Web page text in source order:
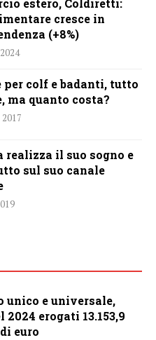
estero, Coldiretti:
cresce in
(+8%)
per colf e badanti, tutto
ma quanto costa?
realizza il suo sogno e
sul suo canale
unico e universale,
2024 erogati 13.153,9
euro